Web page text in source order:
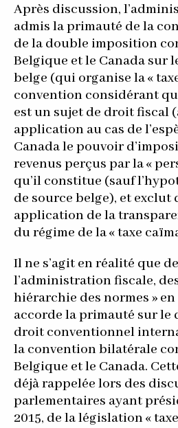
Après discussion,
admis la primauté de la
de la double imposition
Belgique et le Canada sur
belge (qui organise la «
convention considérant
est un sujet de droit fiscal
application au cas de
Canada le pouvoir
revenus perçus par la «
qu’il constitue (sauf
de source belge), et exclut
application de la
du régime de la « taxe
Il ne s’agit en réalité que
l’administration fiscale,
hiérarchie des normes »
accorde la primauté sur
droit conventionnel
la convention bilatérale
Belgique et le Canada.
déjà rappelée lors des
parlementaires ayant
2015, de la législation «